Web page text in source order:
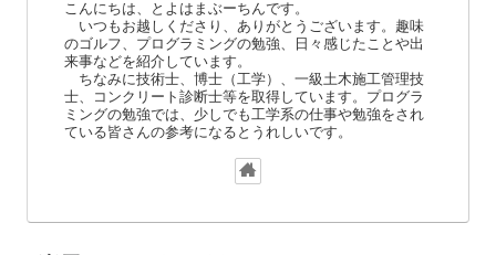
こんにちは、とよはまぶーちんです。
いつもお越しくださり、ありがとうございます。趣味
のゴルフ、プログラミングの勉強、日々感じたことや出
来事などを紹介しています。
ちなみに技術士、博士（工学）、一級土木施工管理技
士、コンクリート診断士等を取得しています。プログラ
ミングの勉強では、少しでも工学系の仕事や勉強をされ
ている皆さんの参考になるとうれしいです。